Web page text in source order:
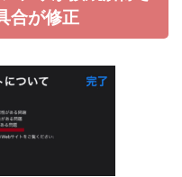
合が修正